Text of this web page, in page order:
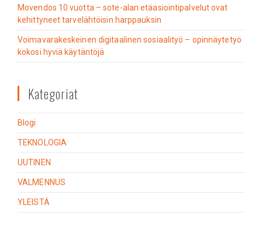
Movendos 10 vuotta – sote-alan etäasiointipalvelut ovat
kehittyneet tarvelähtöisin harppauksin
Voimavarakeskeinen digitaalinen sosiaalityö – opinnäytetyö
kokosi hyviä käytäntöjä
Kategoriat
Blogi
TEKNOLOGIA
UUTINEN
VALMENNUS
YLEISTÄ